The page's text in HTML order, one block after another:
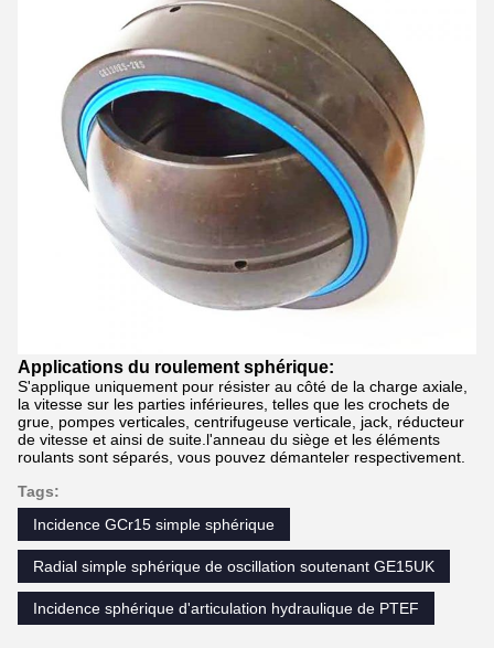
Applications du roulement sphérique:
S'applique uniquement pour résister au côté de la charge axiale,
la vitesse sur les parties inférieures, telles que les crochets de
grue, pompes verticales, centrifugeuse verticale, jack, réducteur
de vitesse et ainsi de suite.l'anneau du siège et les éléments
roulants sont séparés, vous pouvez démanteler respectivement.
Tags:
Incidence GCr15 simple sphérique
Radial simple sphérique de oscillation soutenant GE15UK
Incidence sphérique d'articulation hydraulique de PTEF